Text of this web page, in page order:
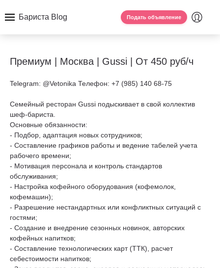
Бариста Blog Подать объявление
Премиум | Москва | Gussi | От 450 руб/ч
Telegram: @Vetonika Телефон: +7 (985) 140 68-75
Семейный ресторан Gussi подыскивает в свой коллектив
шеф-бариста.
Основные обязанности:
- Подбор, адаптация новых сотрудников;
- Составление графиков работы и ведение табелей учета
рабочего времени;
- Мотивация персонала и контроль стандартов
обслуживания;
- Настройка кофейного оборудования (кофемолок,
кофемашин);
- Разрешение нестандартных или конфликтных ситуаций с
гостями;
- Создание и внедрение сезонных новинок, авторских
кофейных напитков;
- Составление технологических карт (ТТК), расчет
себестоимости напитков;